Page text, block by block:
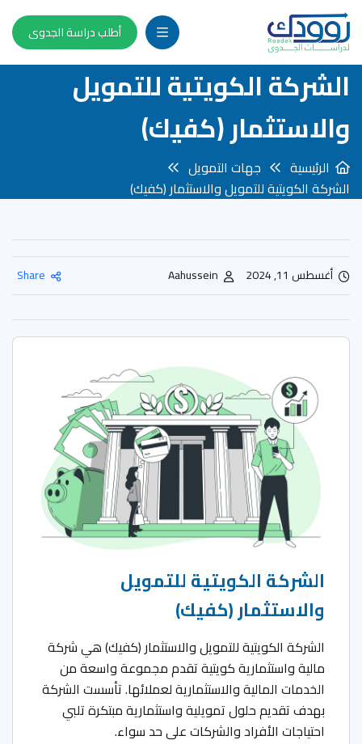
أطلب دراسة الجدوى
الشركة الكويتية للتمويل
والاستثمار (كفيك)
الرئيسية
جهات التمويل
الشركة الكويتية للتمويل والاستثمار (كفيك)
أغسطس 11, 2024 Aahussein
Share
الشركة الكويتية للتمويل
والاستثمار (كفيك)
الشركة الكويتية للتمويل والاستثمار (كفيك) هي شركة
مالية واستثمارية كويتية تقدم مجموعة واسعة من
الخدمات المالية والاستثمارية لعملائها. تأسست الشركة
بهدف تقديم حلول تمويلية واستثمارية مبتكرة تلبي
احتياجات الأفراد والشركات على حد سواء.